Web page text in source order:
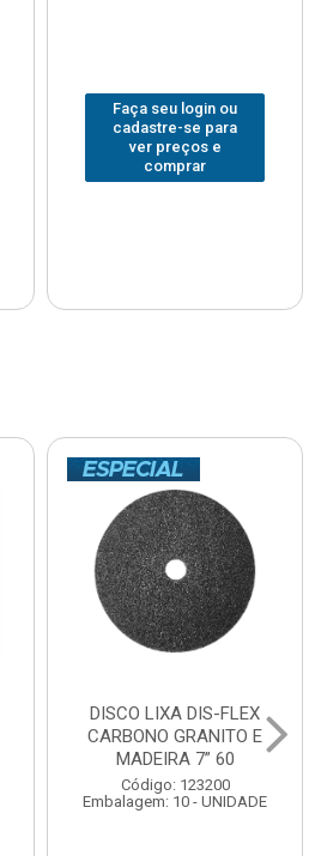
Faça seu login ou
cadastre-se para
ver preços e
comprar
DISCO LIXA DIS-FLEX
CARBONO GRANITO E
MADEIRA 7” 60
Código: 123200
Embalagem: 10 - UNIDADE